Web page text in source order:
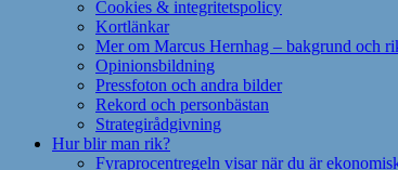
Cookies & integritetspolicy
Kortlänkar
Mer om Marcus Hernhag – bakgrund och
Opinionsbildning
Pressfoton och andra bilder
Rekord och personbästan
Strategirådgivning
Hur blir man rik?
Fyraprocentregeln visar när du är